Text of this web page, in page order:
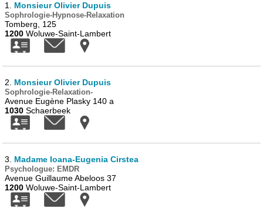
1. Monsieur Olivier Dupuis
Sophrologie-Hypnose-Relaxation
Tomberg, 125
1200 Woluwe-Saint-Lambert
2. Monsieur Olivier Dupuis
Sophrologie-Relaxation-
Avenue Eugène Plasky 140 a
1030 Schaerbeek
3. Madame Ioana-Eugenia Cirstea
Psychologue: EMDR
Avenue Guillaume Abeloos 37
1200 Woluwe-Saint-Lambert